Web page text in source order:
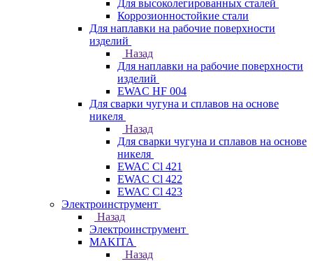
Для высоколегированных сталей
Коррозионностойкие стали
Для наплавки на рабочие поверхности
изделий
Назад
Для наплавки на рабочие поверхности
изделий
EWAC HF 004
Для сварки чугуна и сплавов на основе
никеля
Назад
Для сварки чугуна и сплавов на основе
никеля
EWAC Cl 421
EWAC Cl 422
EWAC Cl 423
Электроинструмент
Назад
Электроинструмент
МAKITA
Назад